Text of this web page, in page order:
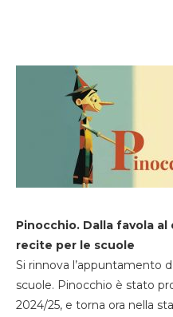
Pinocchio. Dalla favola
recite per le scuole
Si rinnova l’appuntamento
scuole. Pinocchio è stato
2024/25, e torna ora nella